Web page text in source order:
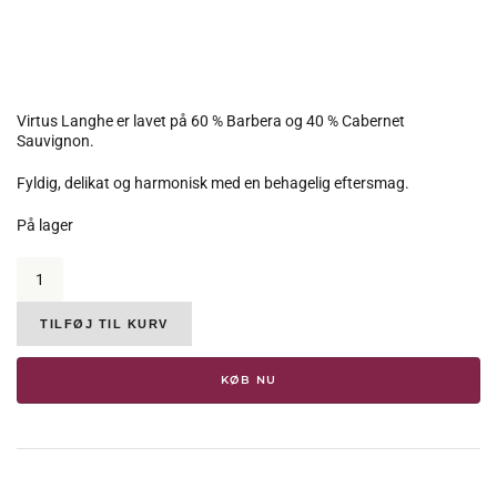
Virtus Langhe er lavet på 60 % Barbera og 40 % Cabernet
Sauvignon.
Fyldig, delikat og harmonisk med en behagelig eftersmag.
På lager
Gresy,
Virtus
Langhe
Rosso,
2009,
antal
TILFØJ TIL KURV
KØB NU